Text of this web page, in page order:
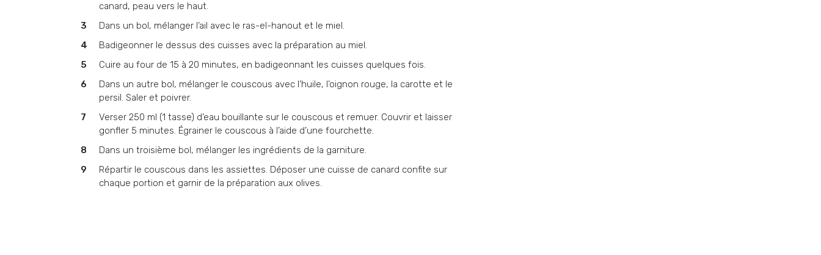
canard, peau vers le haut.
Dans un bol, mélanger l’ail avec le ras-el-hanout et le miel.
Badigeonner le dessus des cuisses avec la préparation au miel.
Cuire au four de 15 à 20 minutes, en badigeonnant les cuisses quelques fois.
Dans un autre bol, mélanger le couscous avec l’huile, l’oignon rouge, la carotte et le
persil. Saler et poivrer.
Verser 250 ml (1 tasse) d’eau bouillante sur le couscous et remuer. Couvrir et laisser
gonfler 5 minutes. Égrainer le couscous à l’aide d’une fourchette.
Dans un troisième bol, mélanger les ingrédients de la garniture.
Répartir le couscous dans les assiettes. Déposer une cuisse de canard confite sur
chaque portion et garnir de la préparation aux olives.